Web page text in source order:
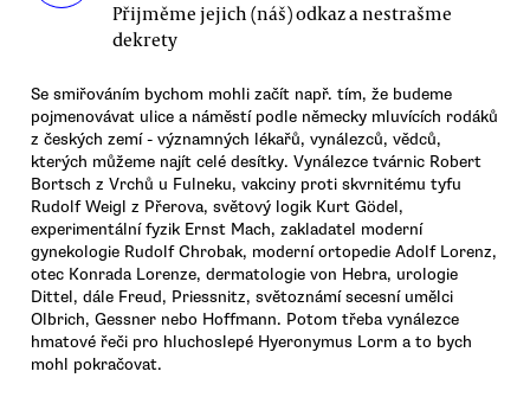
Přijměme jejich (náš) odkaz a nestrašme
dekrety
Se smiřováním bychom mohli začít např. tím, že budeme
pojmenovávat ulice a náměstí podle německy mluvících rodáků
z českých zemí - významných lékařů, vynálezců, vědců,
kterých můžeme najít celé desítky. Vynálezce tvárnic Robert
Bortsch z Vrchů u Fulneku, vakciny proti skvrnitému tyfu
Rudolf Weigl z Přerova, světový logik Kurt Gödel,
experimentální fyzik Ernst Mach, zakladatel moderní
gynekologie Rudolf Chrobak, moderní ortopedie Adolf Lorenz,
otec Konrada Lorenze, dermatologie von Hebra, urologie
Dittel, dále Freud, Priessnitz, světoznámí secesní umělci
Olbrich, Gessner nebo Hoffmann. Potom třeba vynálezce
hmatové řeči pro hluchoslepé Hyeronymus Lorm a to bych
mohl pokračovat.